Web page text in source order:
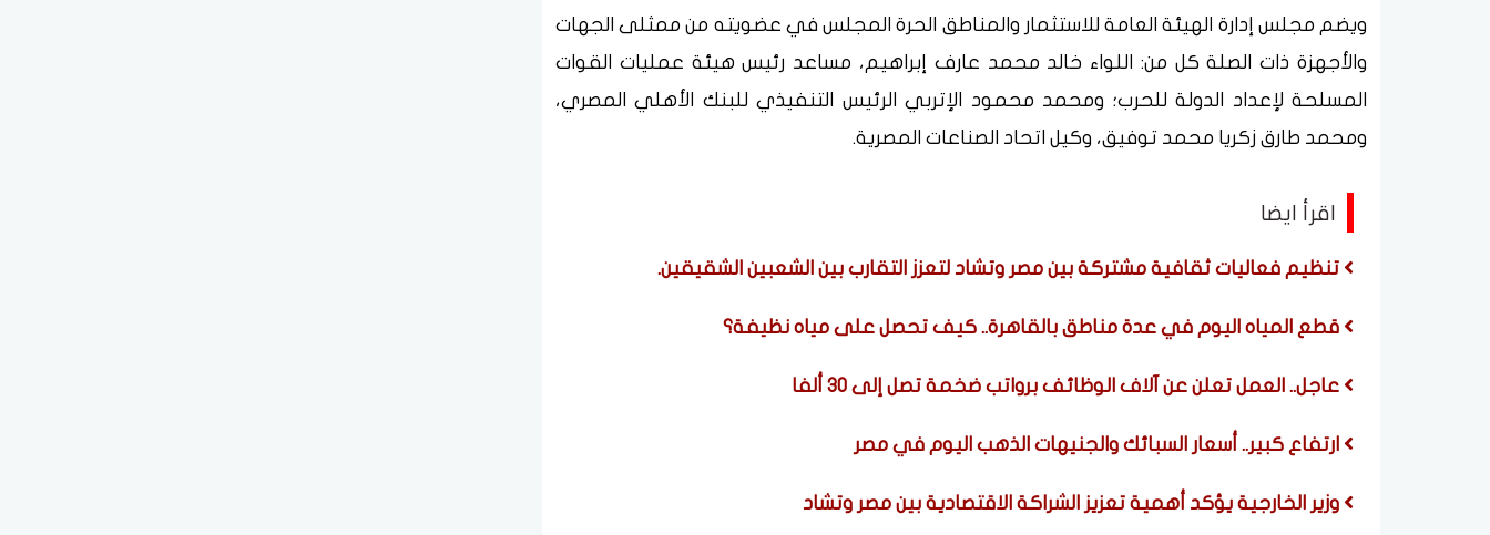
ويضم مجلس إدارة الهيئة العامة للاستثمار والمناطق الحرة المجلس في عضويته من ممثلى الجهات
والأجهزة ذات الصلة كل من: اللواء خالد محمد عارف إبراهيم، مساعد رئيس هيئة عمليات القوات
المسلحة لإعداد الدولة للحرب؛ ومحمد محمود الإتربي الرئيس التنفيذي للبنك الأهلي المصري،
ومحمد طارق زكريا محمد توفيق، وكيل اتحاد الصناعات المصرية.
اقرأ ايضا
تنظيم فعاليات ثقافية مشتركة بين مصر وتشاد لتعزز التقارب بين الشعبين الشقيقين.
قطع المياه اليوم في عدة مناطق بالقاهرة.. كيف تحصل على مياه نظيفة؟
عاجل.. العمل تعلن عن آلاف الوظائف برواتب ضخمة تصل إلى 30 ألفا
ارتفاع كبير.. أسعار السبائك والجنيهات الذهب اليوم في مصر
وزير الخارجية يؤكد أهمية تعزيز الشراكة الاقتصادية بين مصر وتشاد